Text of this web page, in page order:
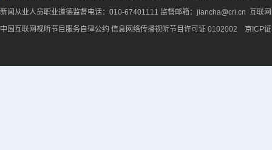
新闻从业人员职业道德监督电话：010-67401111 监督邮箱：jiancha@cri.cn 互联
中国互联网视听节目服务自律公约 信息网络传播视听节目许可证 0102002 京ICP